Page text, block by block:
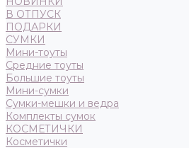
В ОТПУСК
ПОДАРКИ
СУМКИ
Мини-тоуты
Средние тоуты
Большие тоуты
Мини-сумки
Сумки-мешки и ведра
Комплекты сумок
КОСМЕТИЧКИ
Косметички